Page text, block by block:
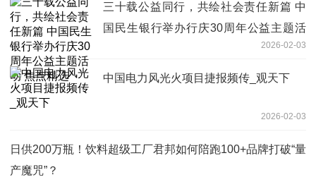
三十载公益同行，共绘社会责任新篇 中
国民生银行举办行庆30周年公益主题活
2026-02-03
中国电力风光火项目捷报频传_观天下
2026-02-03
日供200万瓶！饮料超级工厂君邦如何陪跑100+品牌打破“量
产魔咒”？